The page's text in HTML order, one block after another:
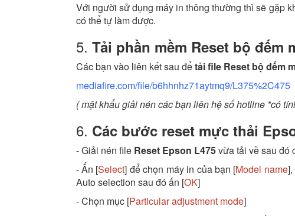
Với người sử dụng máy in thông thường thì sẽ gặp
có thể tự làm được.
5. Tải phần mềm Reset bộ đếm
Các bạn vào liên kết sau đểtải file Reset bộ đếm
mediafire.com/file/b6hhnhz71aytmq9/L375%2C475
( mật khẩu giải nén các bạn liên hệ số hotline *có
6. Các bước reset mực thải
- Giải nén file Reset Epson L475vừa tải về sau đó
- Ấn [Select] để chọn máy in của bạn [Model name
Auto selection sau đó ấn [OK]
- Chọn mục [Particular adjustment mode]